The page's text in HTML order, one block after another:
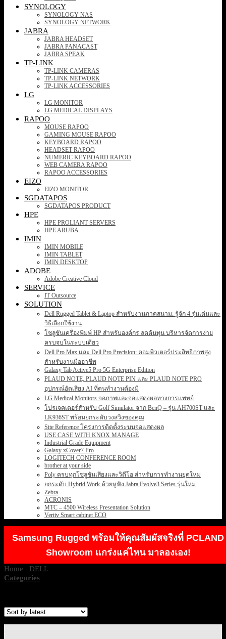
SYNOLOGY
SYNOLOGY NAS
SYNOLOGY NETWORK
JABRA
JABRA HEADSET
JABRA PANACAST
JABRA SPEAK
TP-LINK
TP-LINK CAMERAS
TP-LINK NETWORK
TP-LINK ACCESSORIES
LG
LG MONITOR
LG MEDICAL DISPLAYS
RAPOO
MOUSE RAPOO
GAMING MOUSE RAPOO
KEYBOARD RAPOO
HEADSET RAPOO
NUMERIC KEYBOARD RAPOO
WEB CAMERA RAPOO
RAPOO ACCESSORIES
EIZO
EIZO MONITOR
SGDATAPOS
SGDATAPOS PRODUCT
HPE
HPE PROLIANT SERVERS
HPE ARUBA
IMIN
IMIN MOBILE
IMIN TABLET
IMIN DESKTOP
ADOBE
Adobe Creative Cloud
SERVICE
IT Outsource
SOLUTION
Dell Rugged Tablet & Laptop สำหรับงานภาคสนาม: รู้จัก 4 รุ่นเด่นและ
วิธีเลือกใช้งาน
โซลูชันเครื่องพิมพ์ HP สำหรับองค์กร ลดต้นทุน บริหารจัดการง่าย
ครบจบในระบบเดียว
Dell Pro Max และ Dell Pro Precision: คอมพิวเตอร์ประสิทธิภาพสูง
สำหรับงานมืออาชีพ
Galaxy Tab Active5 Pro 5G Enterprise Edition
PLAUD NOTE, PLAUD NOTE PIN และ PLAUD NOTE PRO
อุปกรณ์อัดเสียง AI ที่คนทำงานต้องมี
LG Medical Monitors จอภาพและจอแสดงผลทางการแพทย์
โปรเจคเตอร์สำหรับ Golf Simulator จาก BenQ – รุ่น AH700ST และ
LK936ST พร้อมยกระดับวงสวิงของคุณ
Site Reference โครงการติดตั้งระบบจอแสดงผล
USE CASE WITH KNOX MANAGE
Industrial Grade Equipment
Galaxy xCover7 Pro
LOGITECH CONFERENCE ROOM
brother at your side
Poly ครบทุกโซลูชันเสียงและวิดีโอ สำหรับการทำงานยุคใหม่
ยกระดับ Hybrid Work ด้วยหูฟัง Jabra Evolve3 Series รุ่นใหม่
Zebra
ACRONIS
MTC – 4500 Wireless Presentation Solution
Vertiv Smart cabinet ECO
Samsung Rugged พร้อมให้คุณสัมผัสจริงที่ PCLAND
Showroom แกร่งแค่ไหน มาลองเอง!
Home DELL
Categories